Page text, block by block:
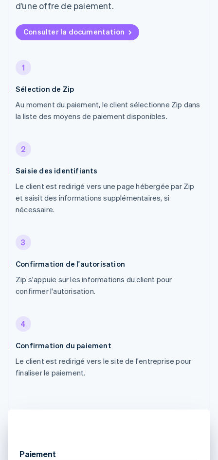
d’une offre de paiement.
Consulter la documentation
1
Sélection de Zip
Au moment du paiement, le client sélectionne Zip dans
la liste des moyens de paiement disponibles.
2
Saisie des identifiants
Le client est redirigé vers une page hébergée par Zip
et saisit des informations supplémentaires, si
nécessaire.
3
Confirmation de l'autorisation
Zip s'appuie sur les informations du client pour
confirmer l'autorisation.
4
Confirmation du paiement
Le client est redirigé vers le site de l'entreprise pour
finaliser le paiement.
Paiement